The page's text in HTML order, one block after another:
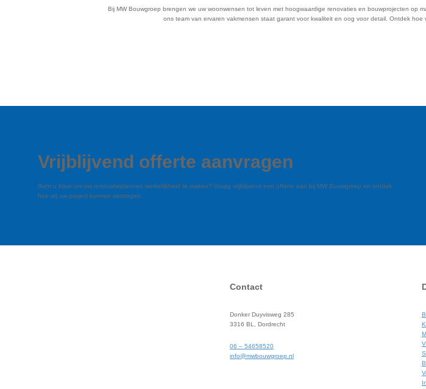
Bij MW Bouwgroep brengen we uw woonwensen tot leven met hoogwaardige renovaties en bouwprojecten op
ons team van ervaren vakmensen staat garant voor kwaliteit en oog voor detail. Ontdek
Vrijblijvend offerte aanvragen
Bent u klaar om uw renovatieplannen werkelijkheid te maken? Vraag vrijblijvend een offerte aan bij MW Bouwgroep en ontdek
hoe wij uw project kunnen verzorgen.
Contact
Donker Duyvisweg 285
3316 BL, Dordrecht
06 – 54658520
info@mwbouwgroep.nl